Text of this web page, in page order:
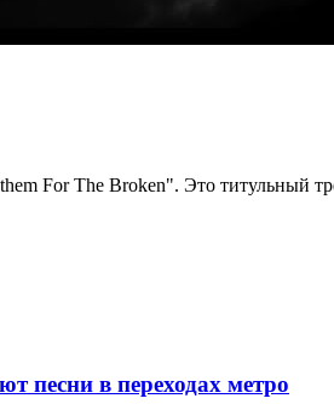
For The Broken". Это титульный
песни в переходах метро